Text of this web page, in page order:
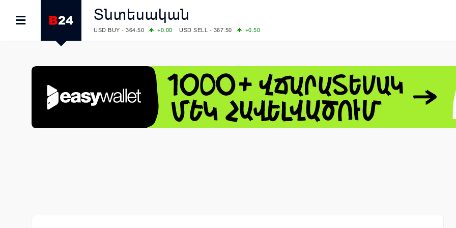
Տնտեսական
USD BUY - 364.50 +0.00 USD SELL - 367.50
+0.50
COMEX: PLATINUM - 1769.70
LME: ALUMINIUM - 3184.00
-0.27 COPPER - 13791.00
-0.12
LME: NICKEL - 17249.00
+0.09 TIN - 55268.00
+2.50
LME: LEAD - 1877.50
-1.00 ZINC - 3643.00
+1.43
FOREX: USD/JPY - 157.49
-0.06 EUR/GBP - 1.1535
+0.25
FOREX: EUR/USD - 1.1535
+0.25 GBP/USD - 1.3454
+0.21